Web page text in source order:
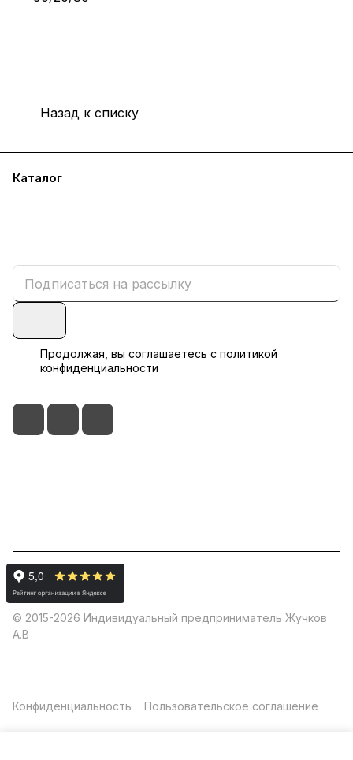
Назад к списку
Каталог
Продолжая, вы соглашаетесь с политикой
конфиденциальности
© 2015-2026 Индивидуальный предприниматель Жучков
А.В
Конфиденциальность Пользовательское соглашение